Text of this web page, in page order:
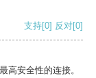
支持[0] 反对[0]
高安全性的连接。